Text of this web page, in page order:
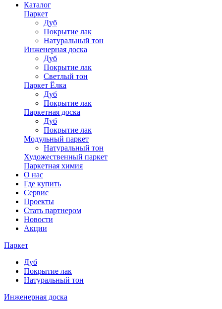
Каталог
Паркет
Дуб
Покрытие лак
Натуральный тон
Инженерная доска
Дуб
Покрытие лак
Светлый тон
Паркет Ёлка
Дуб
Покрытие лак
Паркетная доска
Дуб
Покрытие лак
Модульный паркет
Натуральный тон
Художественный паркет
Паркетная химия
О нас
Где купить
Сервис
Проекты
Стать партнером
Новости
Акции
Паркет
Дуб
Покрытие лак
Натуральный тон
Инженерная доска